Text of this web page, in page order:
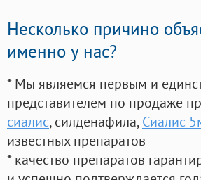
Несколько причино
именно у нас?
* Мы являемся первым и
представителем по продаже
сиалис, силденафила, Сиалис
известных препаратов
* качество препаратов